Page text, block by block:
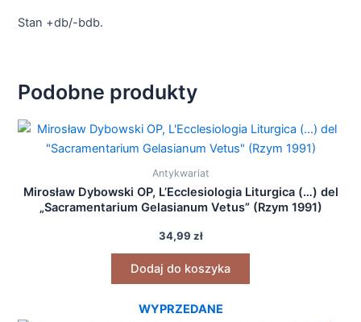
Stan +db/-bdb.
Podobne produkty
Antykwariat
Mirosław Dybowski OP, L’Ecclesiologia Liturgica (…) del
„Sacramentarium Gelasianum Vetus” (Rzym 1991)
34,99 zł
Dodaj do koszyka
WYPRZEDANE